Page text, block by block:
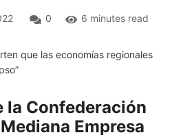
0 6 minutes read
la Confederación
Empresa